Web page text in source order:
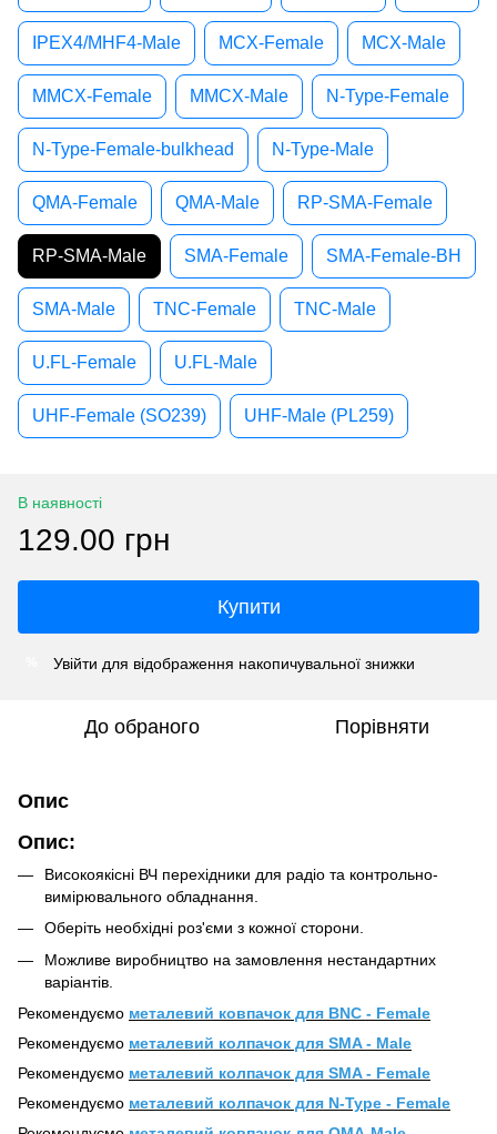
IPEX4/MHF4-Male MCX-Female MCX-Male
MMCX-Female MMCX-Male N-Type-Female
N-Type-Female-bulkhead N-Type-Male
QMA-Female QMA-Male RP-SMA-Female
RP-SMA-Male SMA-Female SMA-Female-BH
SMA-Male TNC-Female TNC-Male
U.FL-Female U.FL-Male
UHF-Female (SO239) UHF-Male (PL259)
В наявності
129.00 грн
Купити
Увійти для відображення накопичувальної знижки
До обраного Порівняти
Опис
Опис:
Високоякісні ВЧ перехідники для радіо та контрольно-
вимірювального обладнання.
Оберіть необхідні роз'єми з кожної сторони.
Можливе виробництво на замовлення нестандартних
варіантів.
Рекомендуємо металевий ковпачок для BNC - Female
Рекомендуємо металевий колпачок для SMA - Male
Рекомендуємо металевий колпачок для SMA - Female
Рекомендуємо металевий колпачок для N-Type - Female